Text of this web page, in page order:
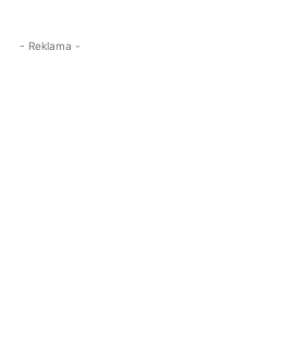
- Reklama -